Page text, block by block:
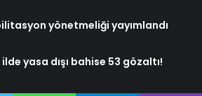
yönetmeliği yayımlandı
yasa dışı bahise 53 gözaltı!